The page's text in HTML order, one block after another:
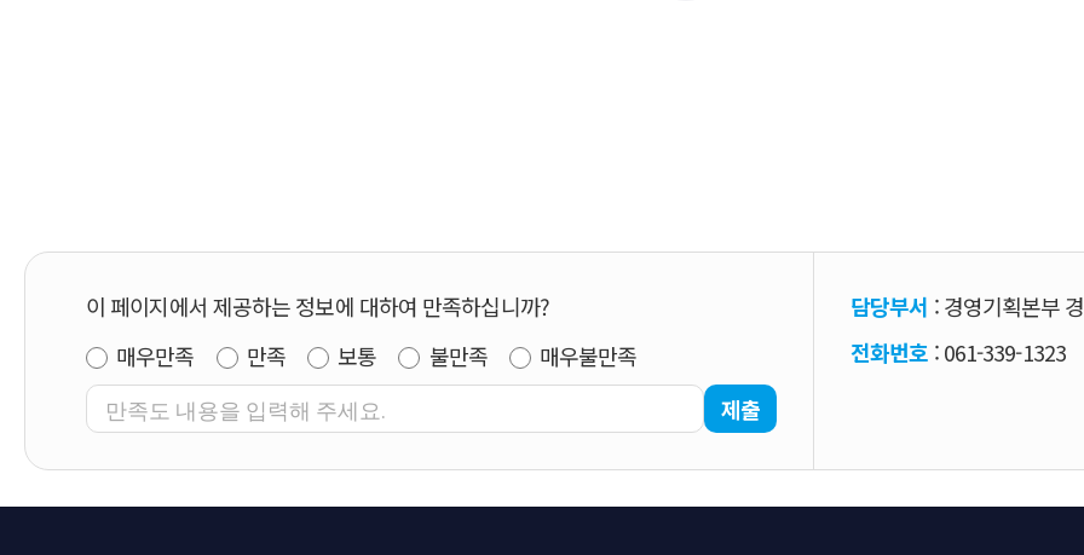
이 페이지에서 제공하는 정보에 대하여 만족하십니까?
매우만족
만족 보통 불만족
매우불만족
제출
담당부서 : 경영기획본부
전화번호 : 061-339-1323